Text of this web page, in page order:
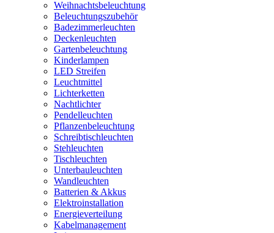
Weihnachtsbeleuchtung
Beleuchtungszubehör
Badezimmerleuchten
Deckenleuchten
Gartenbeleuchtung
Kinderlampen
LED Streifen
Leuchtmittel
Lichterketten
Nachtlichter
Pendelleuchten
Pflanzenbeleuchtung
Schreibtischleuchten
Stehleuchten
Tischleuchten
Unterbauleuchten
Wandleuchten
Batterien & Akkus
Elektroinstallation
Energieverteilung
Kabelmanagement